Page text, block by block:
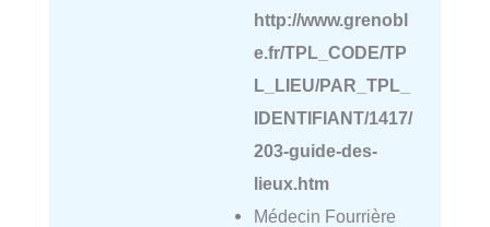
http://www.grenobl
e.fr/TPL_CODE/TP
L_LIEU/PAR_TPL_
IDENTIFIANT/1417/
203-guide-des-
lieux.htm
Médecin Fourrière